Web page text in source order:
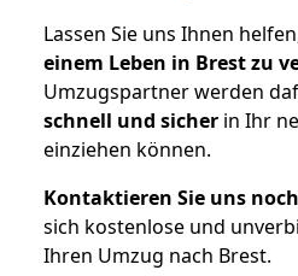
Lassen Sie uns Ihnen
einem Leben in Brest zu
Umzugspartner werden
schnell und sicher in Ihr
einziehen können.
Kontaktieren Sie uns
sich kostenlose und
Ihren Umzug nach Brest.